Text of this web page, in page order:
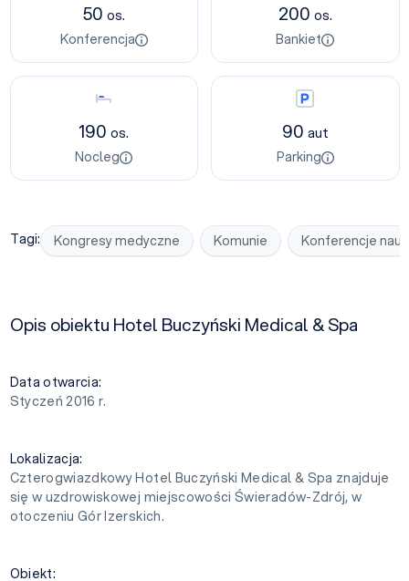
50 os.
Konferencja
200 os.
Bankiet
Nocleg
190os.
Nocleg
Parking
90 aut
Parking
Tagi: Kongresy medyczne Komunie Konferencje
Opis obiektu Hotel Buczyński Medical & Spa
Data otwarcia:
Styczeń 2016 r.
Lokalizacja:
Czterogwiazdkowy Hotel Buczyński Medical & Spa znajduje
się w uzdrowiskowej miejscowości Świeradów-Zdrój, w
otoczeniu Gór Izerskich.
Obiekt: